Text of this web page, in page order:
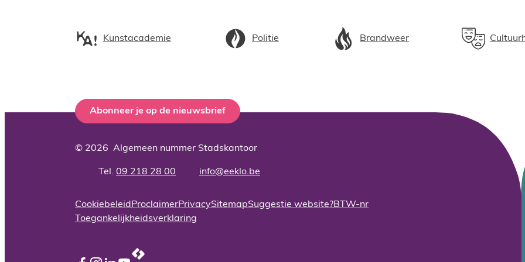
Kunstacademie Politie Brandweer
Abonneer je op de nieuwsbrief
© 2026 Algemeen nummer Stadskantoor
09 218 28 00 info@eeklo.be
Cookiebeleid ProclaimerPrivacySitemapSuggestie website?BTW-nr
Toegankelijkheidsverklaring
LCP nv 2026 ©